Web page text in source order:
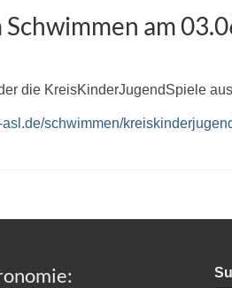
am
die KreisKinderJugendSpiele
asl.de/schwimmen/